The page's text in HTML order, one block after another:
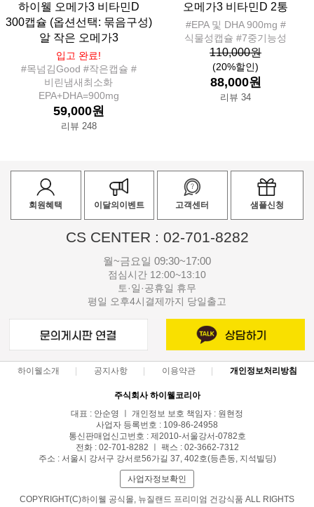
하이웰 오메가3 비타민D
300캡슐 (옵션선택: 묶음구성)
알 작은 오메가3
입고 완료!
#목넘김Good #작은캡슐 #
비린냄새최소화
EPA+DHA=900mg
59,000원
리뷰 248
오메가3 비타민D 2통
#EPA 및 DHA 900mg #
식물성캡슐 #7중기능성
110,000원
(20%할인)
88,000원
리뷰 34
회원혜택 이달의이벤트 고객센터 샘플신청
CS CENTER : 02-701-8282
월~금요일 09:30~17:00
점심시간 12:00~13:10
토·일·공휴일 휴무
평일 오후4시결제까지 당일출고
하이웰소개 공지사항 이용약관 개인정보처리방침
주식회사 하이웰코리아
대표 : 안순영 ㅣ 개인정보 보호 책임자 : 원현정
사업자 등록번호 : 109-86-24958
통신판매업신고번호 : 제2010-서울강서-0782호
전화 : 02-701-8282 ㅣ 팩스 : 02-3662-7312
주소 : 서울시 강서구 강서로56가길 37, 402호(등촌동, 지석빌딩)
사업자정보확인
COPYRIGHT(C)하이웰 공식몰, 뉴질랜드 프리미엄 건강식품 ALL RIGHTS